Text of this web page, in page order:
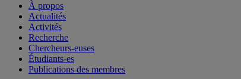
À propos
Actualités
Activités
Recherche
Chercheurs-euses
Étudiants-es
Publications des membres